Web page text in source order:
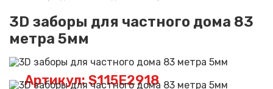
3D заборы для частного дома 83
метра 5мм
Артикул: S115E2918